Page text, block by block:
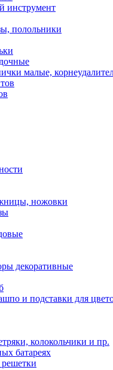
инструмент
полольники
малые,
ножовки
декоративные
и подставки для
колокольчики и пр.
батареях